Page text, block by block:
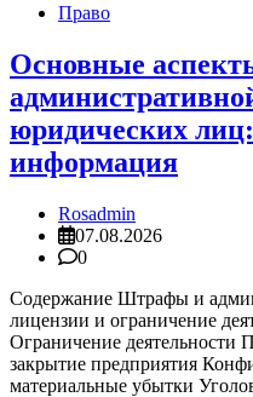
Право
Основные
юридических
информация
Rosadmin
07.08.2026
0
Содержание Штрафы и
лицензии и ограничение
Ограничение деятельности
закрытие предприятия
материальные убытки